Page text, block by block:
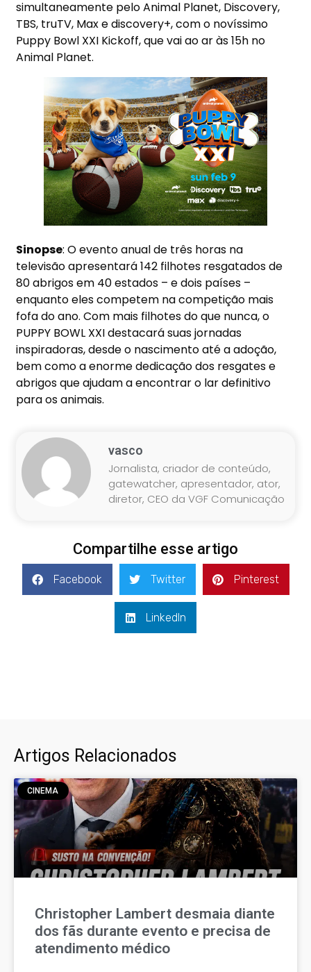
simultaneamente pelo Animal Planet, Discovery,
TBS, truTV, Max e discovery+, com o novíssimo
Puppy Bowl XXI Kickoff, que vai ao ar às 15h no
Animal Planet.
Sinopse: O evento anual de três horas na
televisão apresentará 142 filhotes resgatados de
80 abrigos em 40 estados – e dois países –
enquanto eles competem na competição mais
fofa do ano. Com mais filhotes do que nunca, o
PUPPY BOWL XXI destacará suas jornadas
inspiradoras, desde o nascimento até a adoção,
bem como a enorme dedicação dos resgates e
abrigos que ajudam a encontrar o lar definitivo
para os animais.
vasco
Jornalista, criador de conteúdo,
gatewatcher, apresentador, ator,
diretor, CEO da VGF Comunicação
Compartilhe esse artigo
Facebook Twitter Pinterest
LinkedIn
Artigos Relacionados
CINEMA
Christopher Lambert desmaia diante
dos fãs durante evento e precisa de
atendimento médico